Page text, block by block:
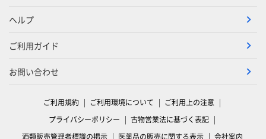
ヘルプ
ご利用ガイド
お問い合わせ
ご利用規約 ご利用環境について
ご利用上の注意
プライバシーポリシー
古物営業法に基づく表記
酒類販売管理者標識の掲示
医薬品の販売に関する表示 会社案内